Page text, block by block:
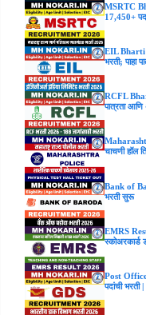
MSRTC
17,450+
EIL Bharti
भरती; पाहा
RCFL
पात्रता आणि
चाचणी हॉल
Bank of
भरती सुरू
EMRS
स्कोअरकार्ड
Post Office
पदांची